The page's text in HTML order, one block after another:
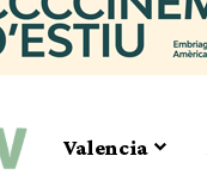
Valencia